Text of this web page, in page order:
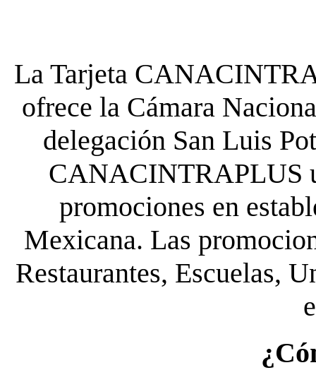
La Tarjeta
ofrece la Cámara
delegación San Luis
CANACINTRAPLUS
promociones en
Mexicana. Las
Restaurantes, Escuelas,